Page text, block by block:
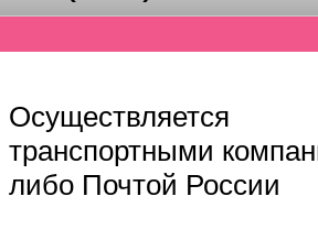
Осуществляется
транспортными
либо Почтой России